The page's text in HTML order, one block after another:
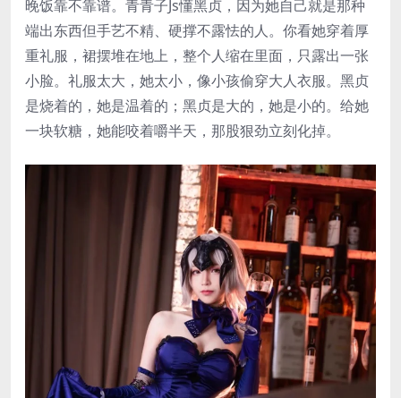
晚饭靠不靠谱。青青子Js懂黑贞，因为她自己就是那种
端出东西但手艺不精、硬撑不露怯的人。你看她穿着厚
重礼服，裙摆堆在地上，整个人缩在里面，只露出一张
小脸。礼服太大，她太小，像小孩偷穿大人衣服。黑贞
是烧着的，她是温着的；黑贞是大的，她是小的。给她
一块软糖，她能咬着嚼半天，那股狠劲立刻化掉。